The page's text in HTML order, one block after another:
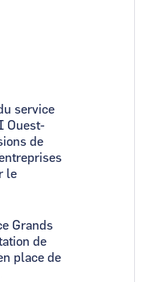
service
Ouest-
de
le
Grands
de
place de